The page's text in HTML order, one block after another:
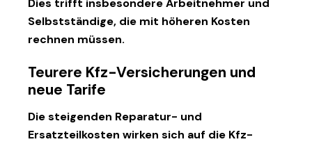
Selbstständige, die mit höheren Kosten
rechnen müssen.
Teurere Kfz-Versicherungen und
neue Tarife
Die steigenden Reparatur- und
Ersatzteilkosten wirken sich auf die Kfz-